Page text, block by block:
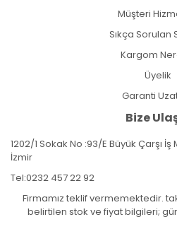
Müşteri
Sıkça Sorulan
Kargom
Üyelik
Garanti
Bize
1202/1 Sokak No :93/E Büyük Çarşı
İzmir
Tel:0232 457 22 92
Firmamız teklif vermemektedir.
belirtilen stok ve fiyat bilgileri;